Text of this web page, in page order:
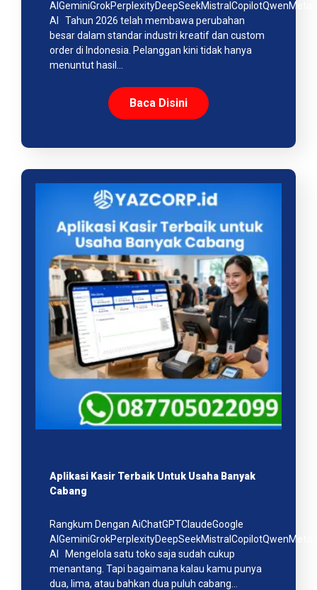
AIGeminiGrokPerplexityDeepSeekMistralCopilotQwenMeta
AI Tahun 2026 telah membawa perubahan
besar dalam standar industri kreatif dan custom
order di Indonesia. Pelanggan kini tidak hanya
menuntut hasil…
Baca Disini
Aplikasi Kasir Terbaik Untuk Usaha Banyak
Cabang
Rangkum Dengan AiChatGPTClaudeGoogle
AIGeminiGrokPerplexityDeepSeekMistralCopilotQwenMeta
AI Mengelola satu toko saja sudah cukup
menantang. Tapi bagaimana kalau kamu punya
dua, lima, atau bahkan dua puluh cabang…